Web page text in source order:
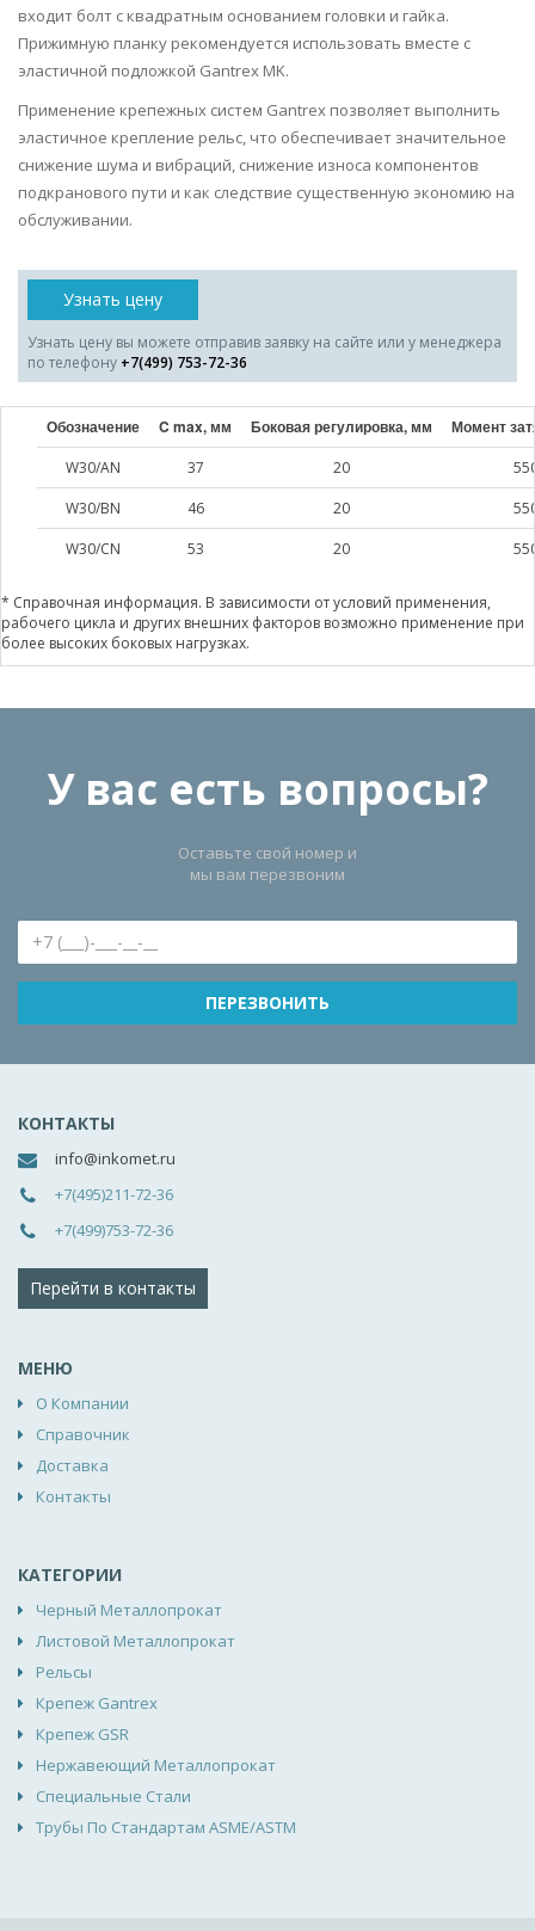
входит болт с квадратным основанием головки и гайка.
Прижимную планку рекомендуется использовать вместе с
эластичной подложкой Gantrex MK.
Применение крепежных систем Gantrex позволяет выполнить
эластичное крепление рельс, что обеспечивает значительное
снижение шума и вибраций, снижение износа компонентов
подкранового пути и как следствие существенную экономию на
обслуживании.
Узнать цену
Узнать цену вы можете отправив заявку на сайте или у менеджера
по телефону +7(499) 753-72-36
Обозначение C max, мм Боковая регулировка, мм Момент
W30/AN 37 20
W30/BN
46 20
W30/CN
53 20
* Справочная информация. В зависимости от условий применения,
рабочего цикла и других внешних факторов возможно применение при
более высоких боковых нагрузках.
У вас есть вопросы?
Оставьте свой номер и
мы вам перезвоним
КОНТАКТЫ
info@inkomet.ru
+7(495)211-72-36
+7(499)753-72-36
Перейти в контакты
МЕНЮ
О Компании
Справочник
Доставка
Контакты
КАТЕГОРИИ
Черный Металлопрокат
Листовой Металлопрокат
Рельсы
Крепеж Gantrex
Крепеж GSR
Нержавеющий Металлопрокат
Специальные Стали
Трубы По Стандартам ASME/ASTM